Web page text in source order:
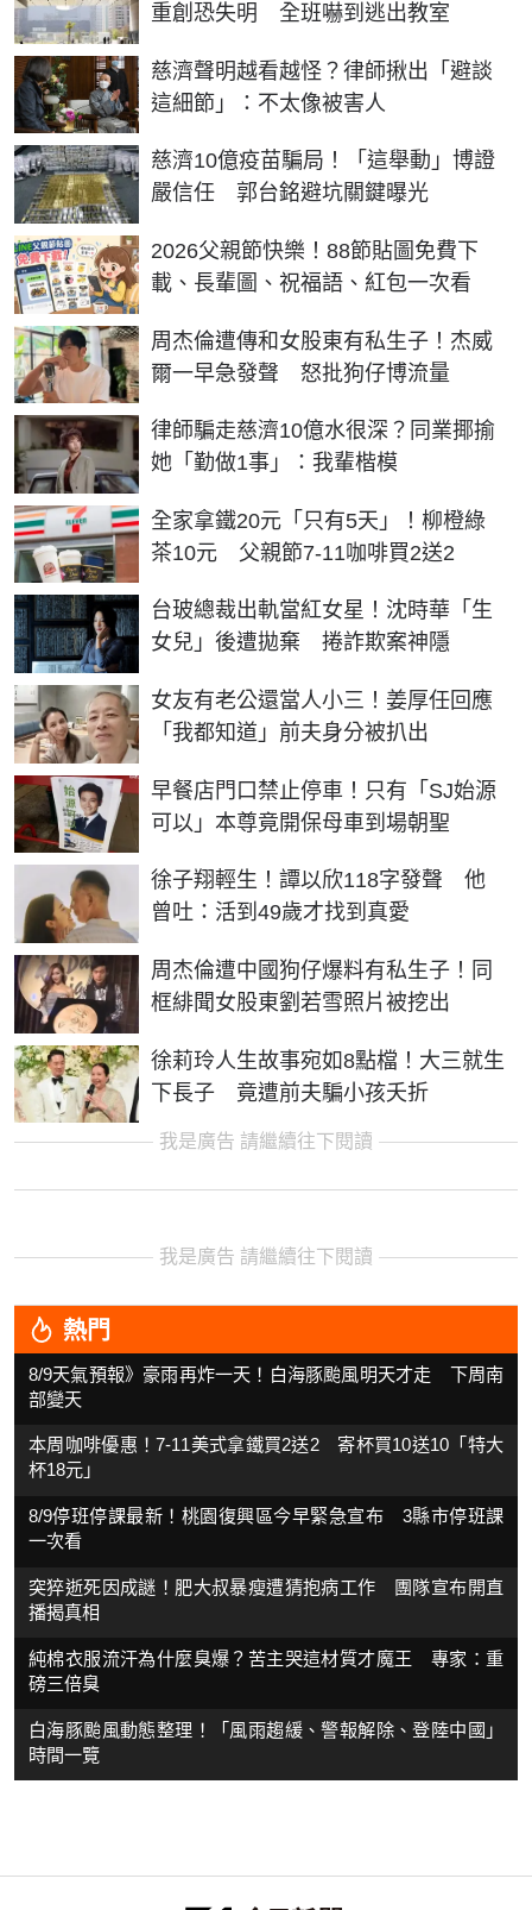
重創恐失明 全班嚇到逃出教室
慈濟聲明越看越怪？律師揪出「避談
這細節」：不太像被害人
慈濟10億疫苗騙局！「這舉動」博證
嚴信任 郭台銘避坑關鍵曝光
2026父親節快樂！88節貼圖免費下
載、長輩圖、祝福語、紅包一次看
周杰倫遭傳和女股東有私生子！杰威
爾一早急發聲 怒批狗仔博流量
律師騙走慈濟10億水很深？同業揶揄
她「勤做1事」：我輩楷模
全家拿鐵20元「只有5天」！柳橙綠
茶10元 父親節7-11咖啡買2送2
台玻總裁出軌當紅女星！沈時華「生
女兒」後遭拋棄 捲詐欺案神隱
女友有老公還當人小三！姜厚任回應
「我都知道」前夫身分被扒出
早餐店門口禁止停車！只有「SJ始源
可以」本尊竟開保母車到場朝聖
徐子翔輕生！譚以欣118字發聲 他
曾吐：活到49歲才找到真愛
周杰倫遭中國狗仔爆料有私生子！同
框緋聞女股東劉若雪照片被挖出
徐莉玲人生故事宛如8點檔！大三就生
下長子 竟遭前夫騙小孩夭折
我是廣告 請繼續往下閱讀
我是廣告 請繼續往下閱讀
熱門
8/9天氣預報》豪雨再炸一天！白海豚颱風明天才走 下周南
部變天
本周咖啡優惠！7-11美式拿鐵買2送2 寄杯買10送10「特大
杯18元」
8/9停班停課最新！桃園復興區今早緊急宣布 3縣市停班課
一次看
突猝逝死因成謎！肥大叔暴瘦遭猜抱病工作 團隊宣布開直
播揭真相
純棉衣服流汗為什麼臭爆？苦主哭這材質才魔王 專家：重
磅三倍臭
白海豚颱風動態整理！「風雨趨緩、警報解除、登陸中國」
時間一覽